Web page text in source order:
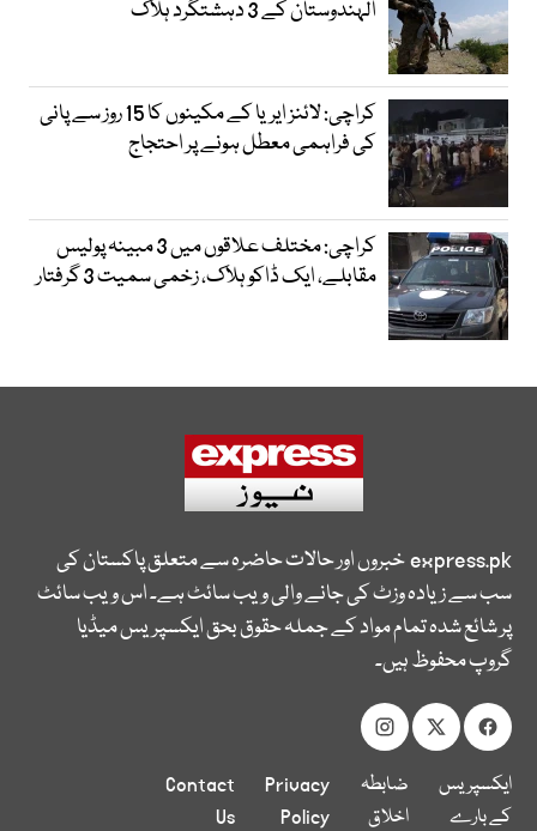
الہندوستان کے 3 دہشتگرد ہلاک
کراچی: لائنز ایریا کے مکینوں کا 15 روز سے پانی
کی فراہمی معطل ہونے پر احتجاج
کراچی: مختلف علاقوں میں 3 مبینہ پولیس
مقابلے، ایک ڈاکو ہلاک، زخمی سمیت 3 گرفتار
express.pkخبروں اور حالات حاضرہ سے متعلق پاکستان کی
سب سے زیادہ وزٹ کی جانے والی ویب سائٹ ہے۔ اس ویب سائٹ
پر شائع شدہ تمام مواد کے جملہ حقوق بحق ایکسپریس میڈیا
گروپ محفوظ ہیں۔
ایکسپریس
کے بارے
ضابطہ
اخلاق
Privacy
Policy
Contact
Us